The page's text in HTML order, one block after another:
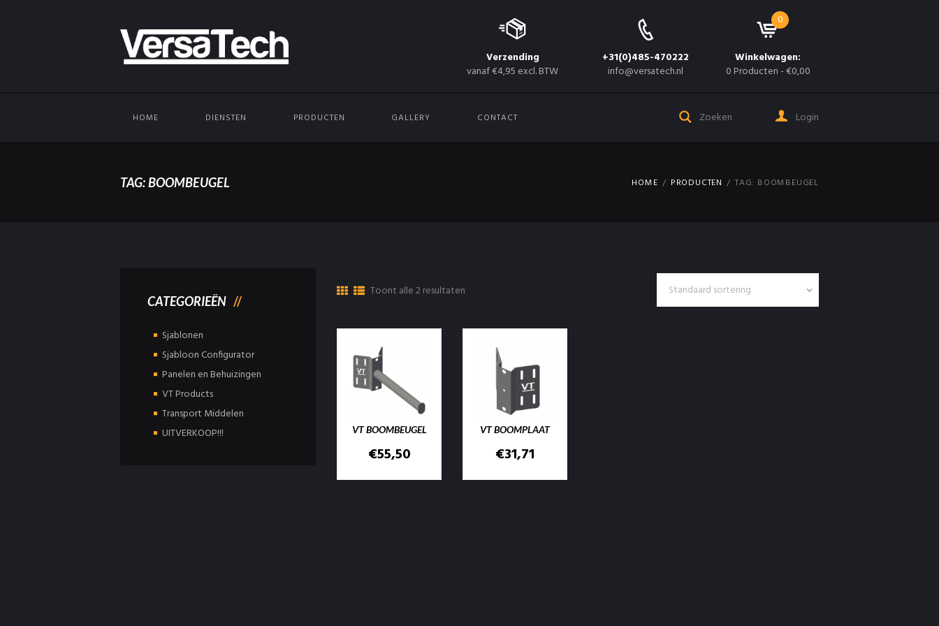
Verzending
vanaf €4,95 excl. BTW
+31(0)485-470222
info@versatech.nl
0
Winkelwagen:
0 Producten-€0,00
HOME DIENSTEN PRODUCTEN GALLERY CONTACT Login
TAG: BOOMBEUGEL HOME PRODUCTEN TAG: BOOMBEUGEL
Toont alle 2 resultaten
VT BOOMBEUGEL
€55,50
VT BOOMPLAAT
€31,71
CATEGORIEËN
Sjablonen
Sjabloon Configurator
Panelen en Behuizingen
VT Products
Transport Middelen
UITVERKOOP!!!